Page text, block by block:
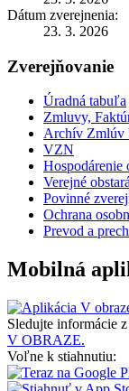
Dátum zverejnenia:
23. 3. 2026
Zverejňovanie
Úradná tabuľa
Zmluvy,
Archív Zmlúv
VZN
Hospodárenie
Verejné
Povinné
Ochrana
Prevod a
Mobilná
Sledujte informácie
V OBRAZE.
Voľne k stiahnutiu: